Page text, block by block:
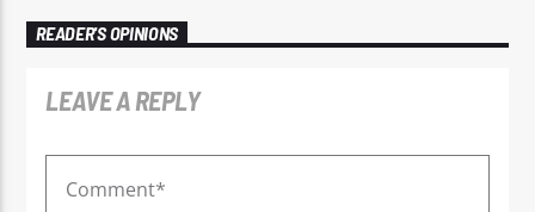
READER'S OPINIONS
LEAVE A REPLY